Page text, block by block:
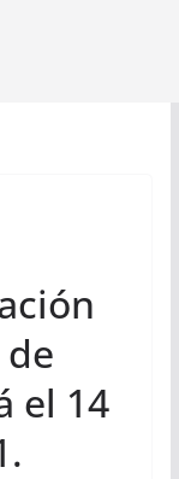
el 14